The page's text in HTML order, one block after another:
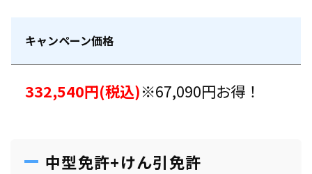
キャンペーン価格
332,540円(税込)※67,090円お得！
中型免許+けん引免許